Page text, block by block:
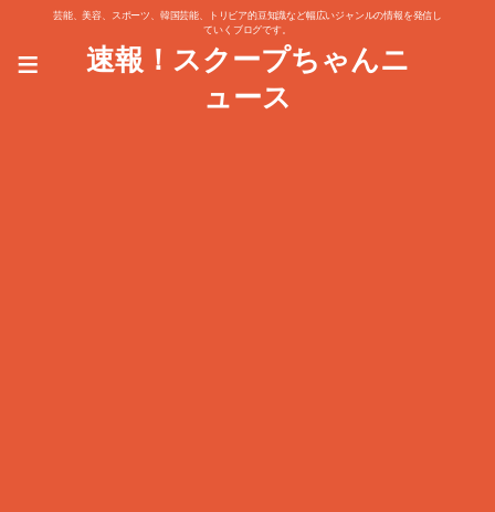
芸能、美容、スポーツ、韓国芸能、トリビア的豆知識など幅広いジャンルの情報を発信し
ていくブログです。
速報！スクープちゃんニ
ュース
≡